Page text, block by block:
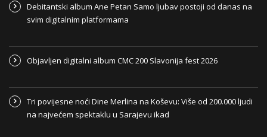
Debitantski album Ane Petan Samo ljubav postoji od danas na
svim digitalnim platformama
Objavljen digitalni album CMC 200 Slavonija fest 2026
Tri povijesne noći Dine Merlina na Koševu: Više od 200.000 ljudi
na najvećem spektaklu u Sarajevu ikad